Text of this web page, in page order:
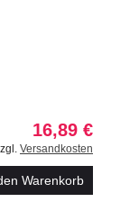
16,89 €
Versandkosten
Warenkorb